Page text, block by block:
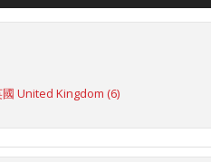
國 United Kingdom (6)